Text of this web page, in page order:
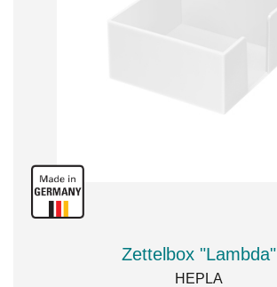
Zettelbox "Lambda"
HEPLA